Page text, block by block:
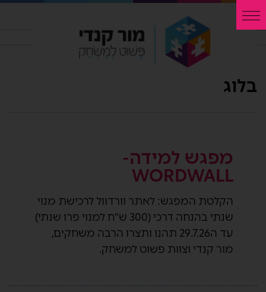
בלוג
מפגש למידה-
WORDWALL
הקלטת המפגש: לאתר וורדוול לרכישת מנוי
שנתי בהנחה דרכי (300 ש"ח למנוי פרו שנתי)
עד ה29.7.26 תהנו ותצרו הרבה משחקים,
מור קנדי וצוות פשוט למשחק.